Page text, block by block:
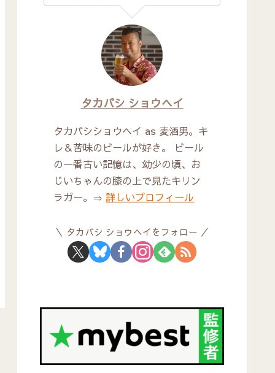
タカバシ ショウヘイ
タカバシショウヘイ as 麦酒男。キ
レ＆苦味のビールが好き。 ビール
の一番古い記憶は、幼少の頃、お
じいちゃんの膝の上で見たキリン
ラガー。⇒詳しいプロフィール
タカバシ ショウヘイをフォロー